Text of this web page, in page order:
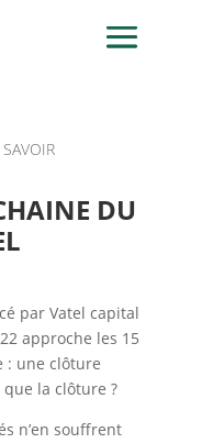
DU
par Vatel capital
approche les 15
: une clôture
que la clôture ?
n’en souffrent